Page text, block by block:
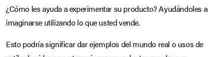
¿Cómo les ayuda a experimentar su producto? Ayudándoles a
imaginarse utilizando lo que usted vende.
Esto podría significar dar ejemplos del mundo real o usos de